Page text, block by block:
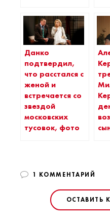
Данко
подтвердил,
что расстался с
женой и
встречается со
звездой
московских
тусовок, фото
1 КОММЕНТАРИЙ
ОСТАВИТЬ